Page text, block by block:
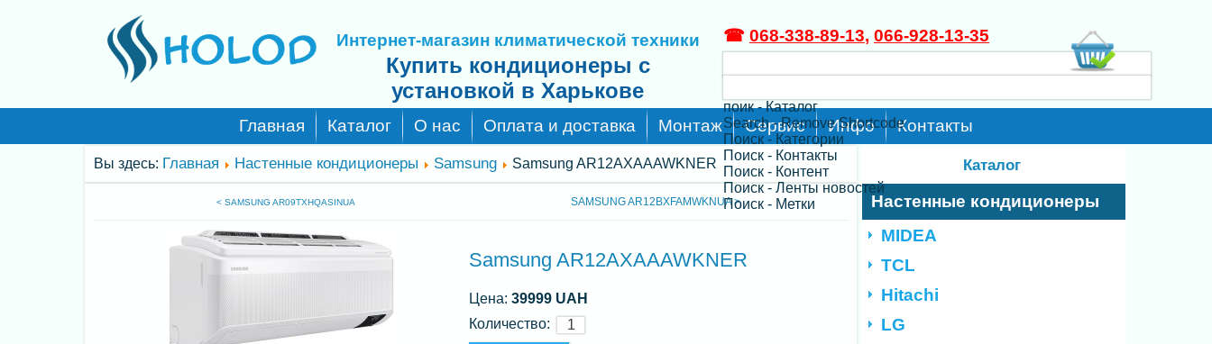
Интернет-магазин климатической техники
Купить кондиционеры с
установкой в Харькове
поик - Каталог
Search - Remove Shortcode
Поиск - Категории
Поиск - Контакты
Поиск - Контент
Поиск - Ленты новостей
Поиск - Метки
☎ 068-338-89-13, 066-928-13-35
Главная Каталог О нас Оплата и доставка Монтаж Сервис Инфо Контакты
Вы здесь: Главная Настенные кондиционеры Samsung Samsung AR12AXAAAWKNER
< SAMSUNG AR09TXHQASINUA SAMSUNG AR12BXFAMWKNUA >
Samsung AR12AXAAAWKNER
Цена:39999 UAH
Количество:
Каталог
Настенные кондиционеры
MIDEA
TCL
Hitachi
LG